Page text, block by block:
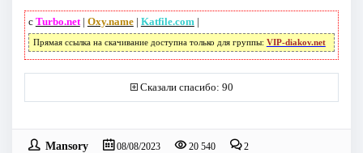
с Turbo.net| Oxy.name| Katfile.com|
Прямая ссылка на скачивание доступна только для группы: VIP-diakov.net
Сказали спасибо: 90
Mansory 08/08/2023 20 540 2